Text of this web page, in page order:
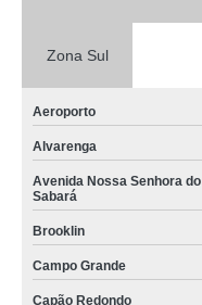
Zona Sul
Aeroporto
Alvarenga
Avenida Nossa Senhora do
Sabará
Brooklin
Campo Grande
Capão Redondo